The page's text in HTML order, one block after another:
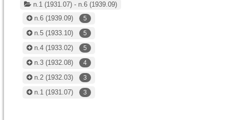
n.1 (1931.07) - n.6 (1939.09)
n.6 (1939.09) 5
n.5 (1933.10) 5
n.4 (1933.02) 5
n.3 (1932.08) 4
n.2 (1932.03) 3
n.1 (1931.07) 3